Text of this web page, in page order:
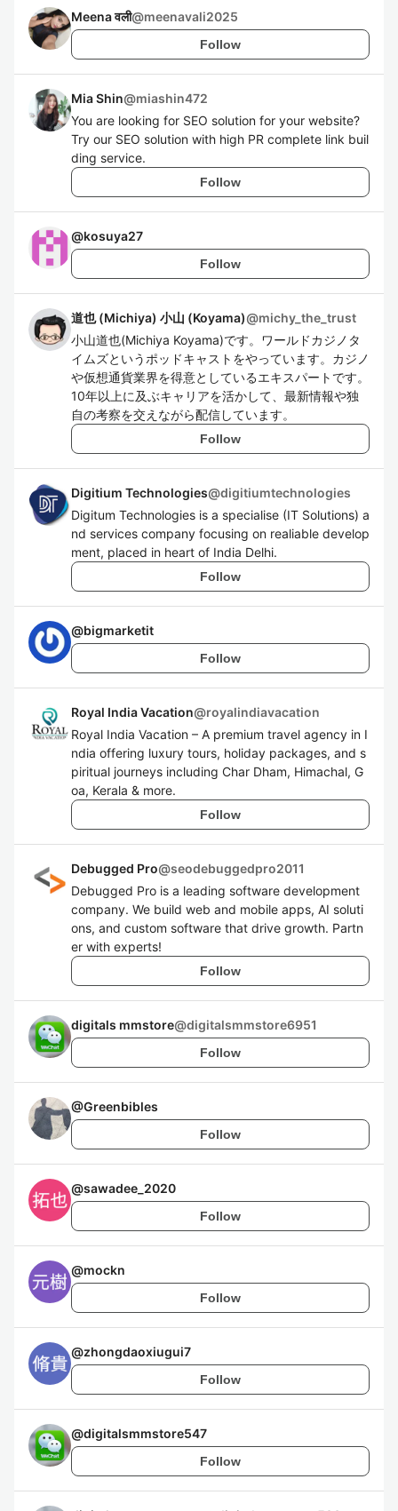
Meena वली@meenavali2025
Follow
Mia Shin@miashin472
You are looking for SEO solution for your website?
Try our SEO solution with high PR complete link buil
ding service.
Follow
@kosuya27
Follow
道也 (Michiya) 小山 (Koyama)@michy_the_trust
小山道也(Michiya Koyama)です。ワールドカジノタ
イムズというポッドキャストをやっています。カジノ
や仮想通貨業界を得意としているエキスパートです。
10年以上に及ぶキャリアを活かして、最新情報や独
自の考察を交えながら配信しています。
Follow
Digitium Technologies@digitiumtechnologies
Digitum Technologies is a specialise (IT Solutions) a
nd services company focusing on realiable develop
ment, placed in heart of India Delhi.
Follow
@bigmarketit
Follow
Royal India Vacation@royalindiavacation
Royal India Vacation – A premium travel agency in I
ndia offering luxury tours, holiday packages, and s
piritual journeys including Char Dham, Himachal, G
oa, Kerala & more.
Follow
Debugged Pro@seodebuggedpro2011
Debugged Pro is a leading software development
company. We build web and mobile apps, AI soluti
ons, and custom software that drive growth. Partn
er with experts!
Follow
digitals mmstore@digitalsmmstore6951
Follow
@Greenbibles
Follow
@sawadee_2020
Follow
@mockn
Follow
@zhongdaoxiugui7
Follow
@digitalsmmstore547
Follow